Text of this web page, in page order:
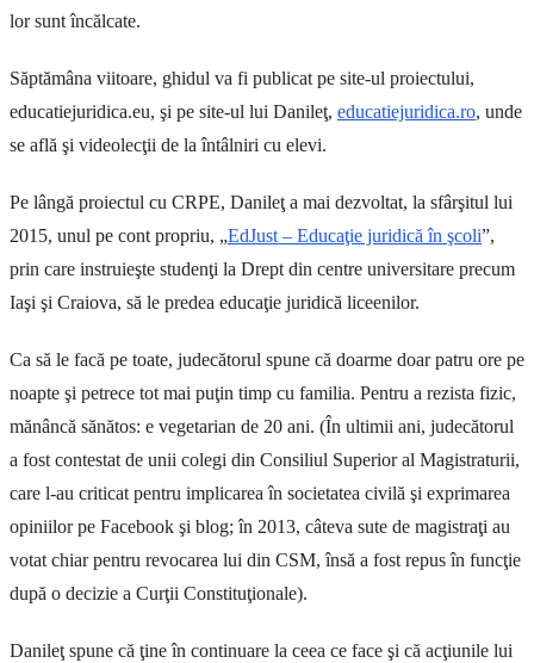
lor sunt încălcate.
Săptămâna viitoare, ghidul va fi publicat pe site-ul proiectului,
educatiejuridica.eu, şi pe site-ul lui Danileţ, educatiejuridica.ro, unde
se află şi videolecţii de la întâlniri cu elevi.
Pe lângă proiectul cu CRPE, Danileţ a mai dezvoltat, la sfârşitul lui
2015, unul pe cont propriu, „EdJust – Educaţie juridică în şcoli”,
prin care instruieşte studenţi la Drept din centre universitare precum
Iaşi şi Craiova, să le predea educaţie juridică liceenilor.
Ca să le facă pe toate, judecătorul spune că doarme doar patru ore pe
noapte şi petrece tot mai puţin timp cu familia. Pentru a rezista fizic,
mănâncă sănătos: e vegetarian de 20 ani. (În ultimii ani, judecătorul
a fost contestat de unii colegi din Consiliul Superior al Magistraturii,
care l-au criticat pentru implicarea în societatea civilă şi exprimarea
opiniilor pe Facebook şi blog; în 2013, câteva sute de magistraţi au
votat chiar pentru revocarea lui din CSM, însă a fost repus în funcţie
după o decizie a Curţii Constituţionale).
Danileţ spune că ţine în continuare la ceea ce face şi că acţiunile lui